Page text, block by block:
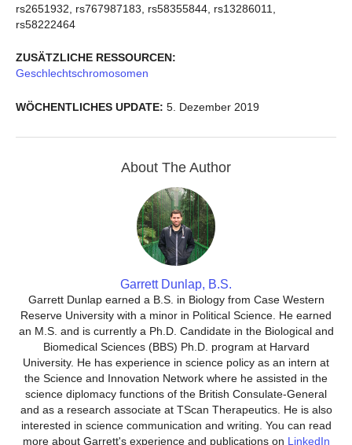
rs2651932, rs767987183, rs58355844, rs13286011,
rs58222464
ZUSÄTZLICHE RESSOURCEN:
Geschlechtschromosomen
WÖCHENTLICHES UPDATE: 5. Dezember 2019
About The Author
Garrett Dunlap, B.S.
Garrett Dunlap earned a B.S. in Biology from Case Western
Reserve University with a minor in Political Science. He earned
an M.S. and is currently a Ph.D. Candidate in the Biological and
Biomedical Sciences (BBS) Ph.D. program at Harvard
University. He has experience in science policy as an intern at
the Science and Innovation Network where he assisted in the
science diplomacy functions of the British Consulate-General
and as a research associate at TScan Therapeutics. He is also
interested in science communication and writing. You can read
more about Garrett's experience and publications on LinkedIn